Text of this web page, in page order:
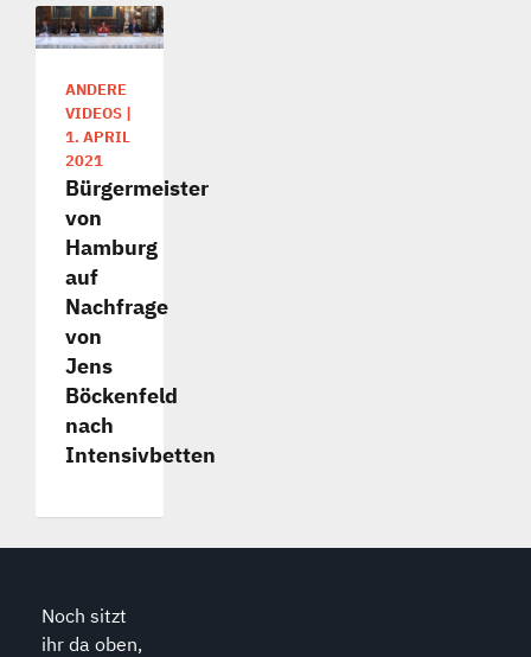
ANDERE
VIDEOS |
1. APRIL
2021
Bürgermeister
von
Hamburg
auf
Nachfrage
von
Jens
Böckenfeld
nach
Intensivbetten
Noch sitzt
ihr da oben,